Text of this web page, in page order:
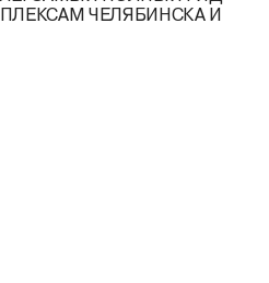
ЧЕЛЯБИНСКА И